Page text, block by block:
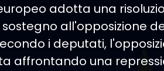
adotta una
sostegno all'opposizione
i deputati,
affrontando una